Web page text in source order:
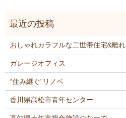
おしゃれカラフルな二世帯住宅&離れ
ガレージオフィス
“住み継ぐ”リノベ
香川県高松市青年センター